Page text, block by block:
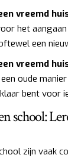
vreemd
het
een
vreemd
oude
bent voor
school:
zijn vaak